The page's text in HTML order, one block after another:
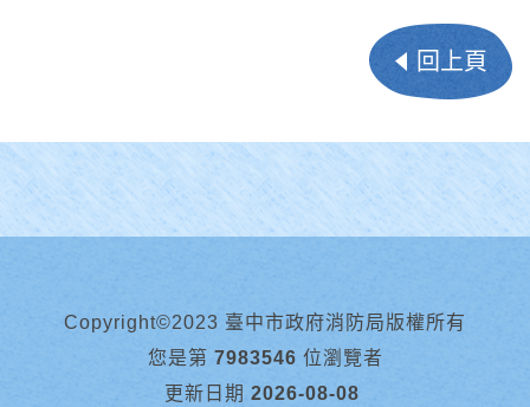
回上頁
Copyright©2023 臺中市政府消防局版權所有
您是第 7983546 位瀏覽者
更新日期 2026-08-08